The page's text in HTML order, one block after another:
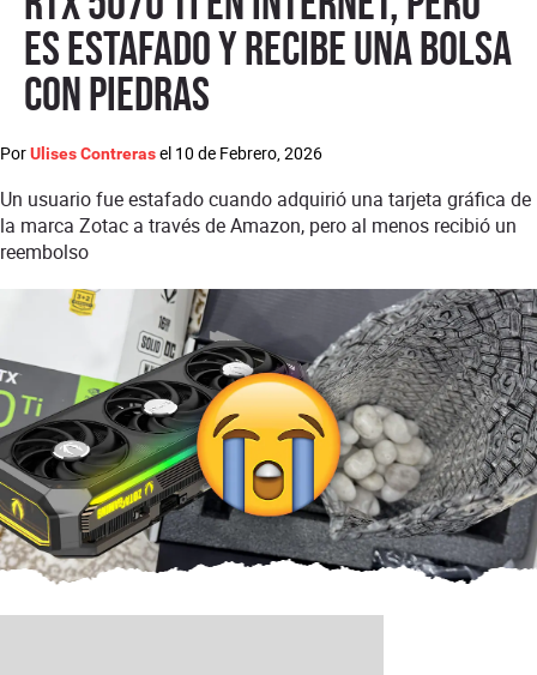
es estafado y recibe una bolsa
con piedras
PorUlises Contrerasel 10 de Febrero, 2026
Un usuario fue estafado cuando adquirió una tarjeta gráfica de
la marca Zotac a través de Amazon, pero al menos recibió un
reembolso